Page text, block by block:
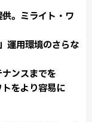
。ミライト・ワ
運用環境のさらな
ンスまでを
をより容易に